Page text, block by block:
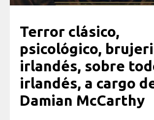
Terror clásico,
psicológico,
irlandés, sobre
irlandés, a cargo
Damian McCarthy